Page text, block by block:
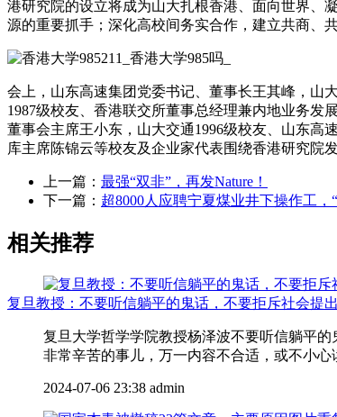
港研究院的设立将成为山大扎根香港、面向世界、
源的重要抓手；深化高校间务实合作，建立共商、
会上，山东高速集团党委书记、董事长王其峰，山
1987级校友、香港联交所董事总经理兼内地业务发
董事会主席王小东，山大交通1996级校友、山东高
库主席陈锦云等校友及企业家代表围绕香港研究院
上一篇： 最强“双非”，再发Nature！
下一篇： 超8000人应聘宁夏煤业井下操作工，
相关推荐
复旦教授：不要听信躺平的鬼话，不要拒斥社会提
复旦大学哲学学院教授杨泽波不要听信躺平
非常辛苦的事儿，万一内容不合适，或不小
2024-07-06 23:38 admin